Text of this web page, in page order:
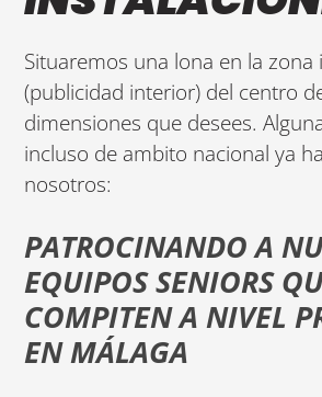
Situaremos una lona en la
(publicidad interior) del centro
dimensiones que desees.
incluso de ambito nacional ya
nosotros:
PATROCINANDO A
EQUIPOS SENIORS
COMPITEN A NIVEL
EN MÁLAGA